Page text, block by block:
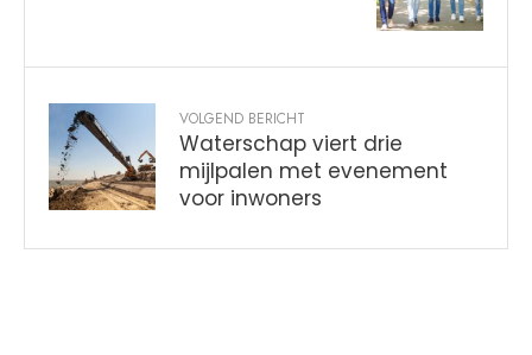
VOLGEND BERICHT
Waterschap viert drie
mijlpalen met evenement
voor inwoners